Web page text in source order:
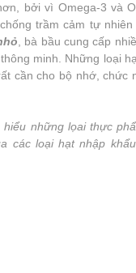
bởi vì Omega-3 và
trầm cảm tự
, bà bầu cung cấp
minh. Những loại
cần cho bộ nhớ, chức
những lọai thực
các loại hạt nhập